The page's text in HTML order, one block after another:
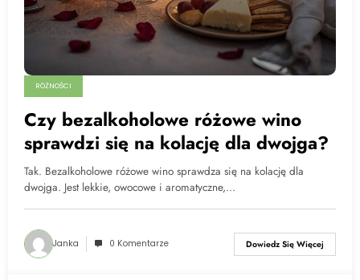
RÓŻNOŚCI
Czy bezalkoholowe różowe wino
sprawdzi się na kolację dla dwojga?
Tak. Bezalkoholowe różowe wino sprawdza się na kolację dla
dwojga. Jest lekkie, owocowe i aromatyczne,…
Janka 0 Komentarze Dowiedz Się Więcej